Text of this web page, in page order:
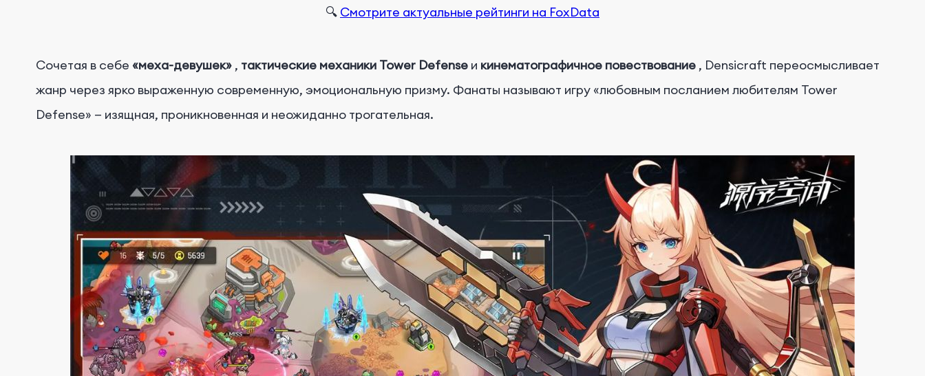
🔍 Смотрите актуальные рейтинги на FoxData
Сочетая в себе «меха-девушек» , тактические механики Tower Defense и кинематографичное повествование , Densicraft переосмысливает
жанр через ярко выраженную современную, эмоциональную призму. Фанаты называют игру «любовным посланием любителям Tower
Defense» — изящная, проникновенная и неожиданно трогательная.